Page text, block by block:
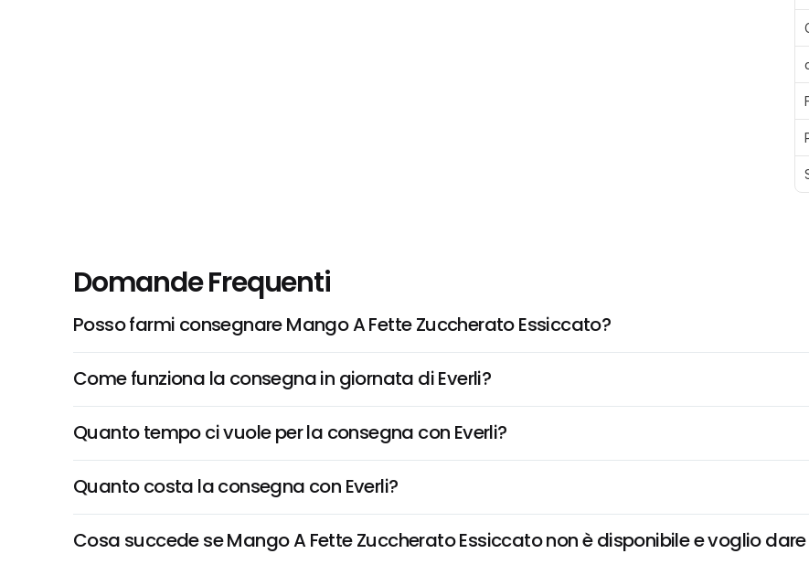
Domande Frequenti
Posso farmi consegnare Mango A Fette Zuccherato Essiccato?
Come funziona la consegna in giornata di Everli?
Quanto tempo ci vuole per la consegna con Everli?
Quanto costa la consegna con Everli?
Cosa succede se Mango A Fette Zuccherato Essiccato non è disponibile e voglio